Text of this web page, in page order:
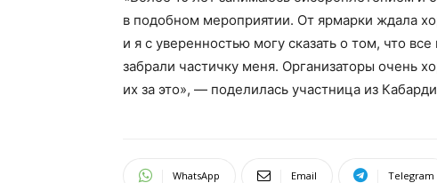
в подобном мероприятии. От ярмарки ждала
и я с уверенностью могу сказать о том, что
забрали частичку меня. Организаторы очень
их за это», — поделилась участница из
WhatsApp Email Telegram